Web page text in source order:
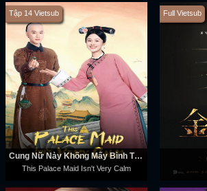
Tập 14 Vietsub
Cung Nữ Này Không Mấy Bình Tĩnh
This Palace Maid Isn't Very Calm
Full Vietsub